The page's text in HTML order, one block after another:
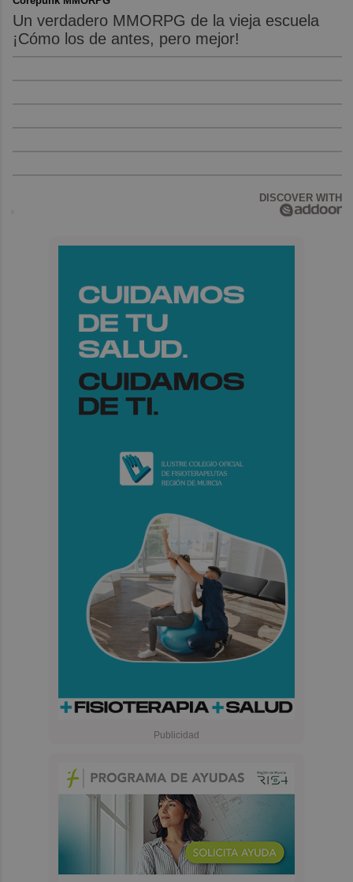
Un verdadero MMORPG de la vieja escuela
¡Cómo los de antes, pero mejor!
DISCOVER WITH